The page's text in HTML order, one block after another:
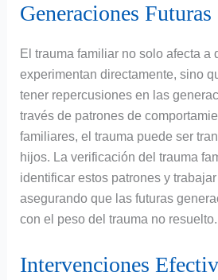
Generaciones Futuras
El trauma familiar no solo afecta a
experimentan directamente, sino
tener repercusiones en las
través de patrones de
familiares, el trauma puede ser
hijos. La verificación del trauma
identificar estos patrones y
asegurando que las futuras
con el peso del trauma no resuelto.
Intervenciones